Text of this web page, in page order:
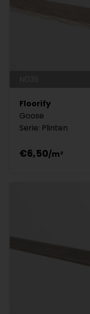
Floorify
Goose
Serie: Plinten
€6,50